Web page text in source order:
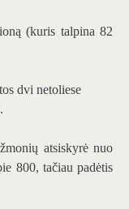
(kuris talpina 82
dvi netoliese
atsiskyrė nuo
800, tačiau padėtis